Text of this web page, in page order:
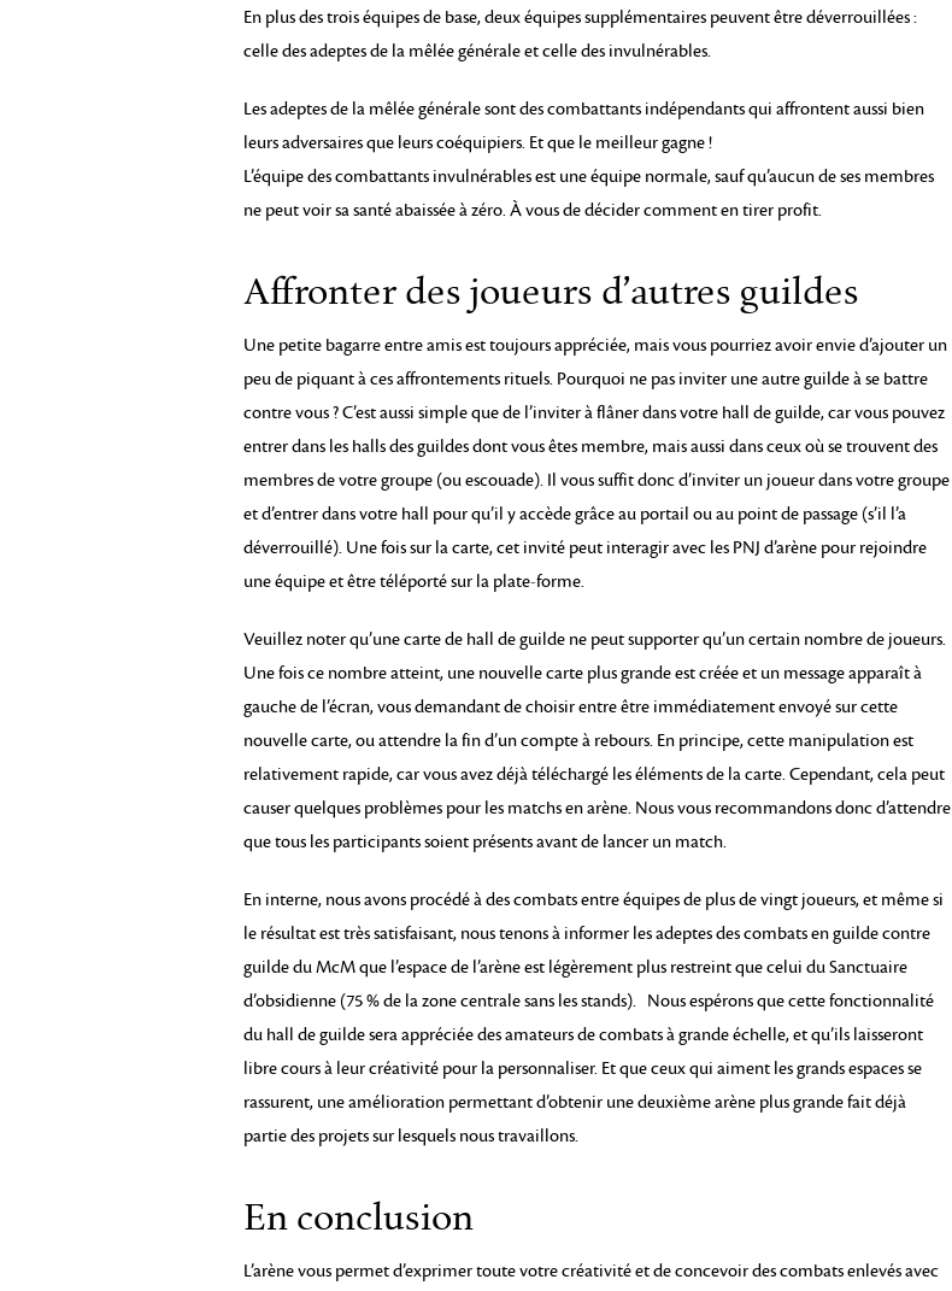
En plus des trois équipes de base, deux équipes supplémentaires peuvent être déverrouillées :
celle des adeptes de la mêlée générale et celle des invulnérables.
Les adeptes de la mêlée générale sont des combattants indépendants qui affrontent aussi bien
leurs adversaires que leurs coéquipiers. Et que le meilleur gagne !
L’équipe des combattants invulnérables est une équipe normale, sauf qu’aucun de ses membres
ne peut voir sa santé abaissée à zéro. À vous de décider comment en tirer profit.
Affronter des joueurs d’autres guildes
Une petite bagarre entre amis est toujours appréciée, mais vous pourriez avoir envie d’ajouter un
peu de piquant à ces affrontements rituels. Pourquoi ne pas inviter une autre guilde à se battre
contre vous ? C’est aussi simple que de l’inviter à flâner dans votre hall de guilde, car vous pouvez
entrer dans les halls des guildes dont vous êtes membre, mais aussi dans ceux où se trouvent des
membres de votre groupe (ou escouade). Il vous suffit donc d’inviter un joueur dans votre groupe
et d’entrer dans votre hall pour qu’il y accède grâce au portail ou au point de passage (s’il l’a
déverrouillé). Une fois sur la carte, cet invité peut interagir avec les PNJ d’arène pour rejoindre
une équipe et être téléporté sur la plate-forme.
Veuillez noter qu’une carte de hall de guilde ne peut supporter qu’un certain nombre de joueurs.
Une fois ce nombre atteint, une nouvelle carte plus grande est créée et un message apparaît à
gauche de l’écran, vous demandant de choisir entre être immédiatement envoyé sur cette
nouvelle carte, ou attendre la fin d’un compte à rebours. En principe, cette manipulation est
relativement rapide, car vous avez déjà téléchargé les éléments de la carte. Cependant, cela peut
causer quelques problèmes pour les matchs en arène. Nous vous recommandons donc d’attendre
que tous les participants soient présents avant de lancer un match.
En interne, nous avons procédé à des combats entre équipes de plus de vingt joueurs, et même si
le résultat est très satisfaisant, nous tenons à informer les adeptes des combats en guilde contre
guilde du McM que l’espace de l’arène est légèrement plus restreint que celui du Sanctuaire
d’obsidienne (75 % de la zone centrale sans les stands). Nous espérons que cette fonctionnalité
du hall de guilde sera appréciée des amateurs de combats à grande échelle, et qu’ils laisseront
libre cours à leur créativité pour la personnaliser. Et que ceux qui aiment les grands espaces se
rassurent, une amélioration permettant d’obtenir une deuxième arène plus grande fait déjà
partie des projets sur lesquels nous travaillons.
En conclusion
L’arène vous permet d’exprimer toute votre créativité et de concevoir des combats enlevés avec